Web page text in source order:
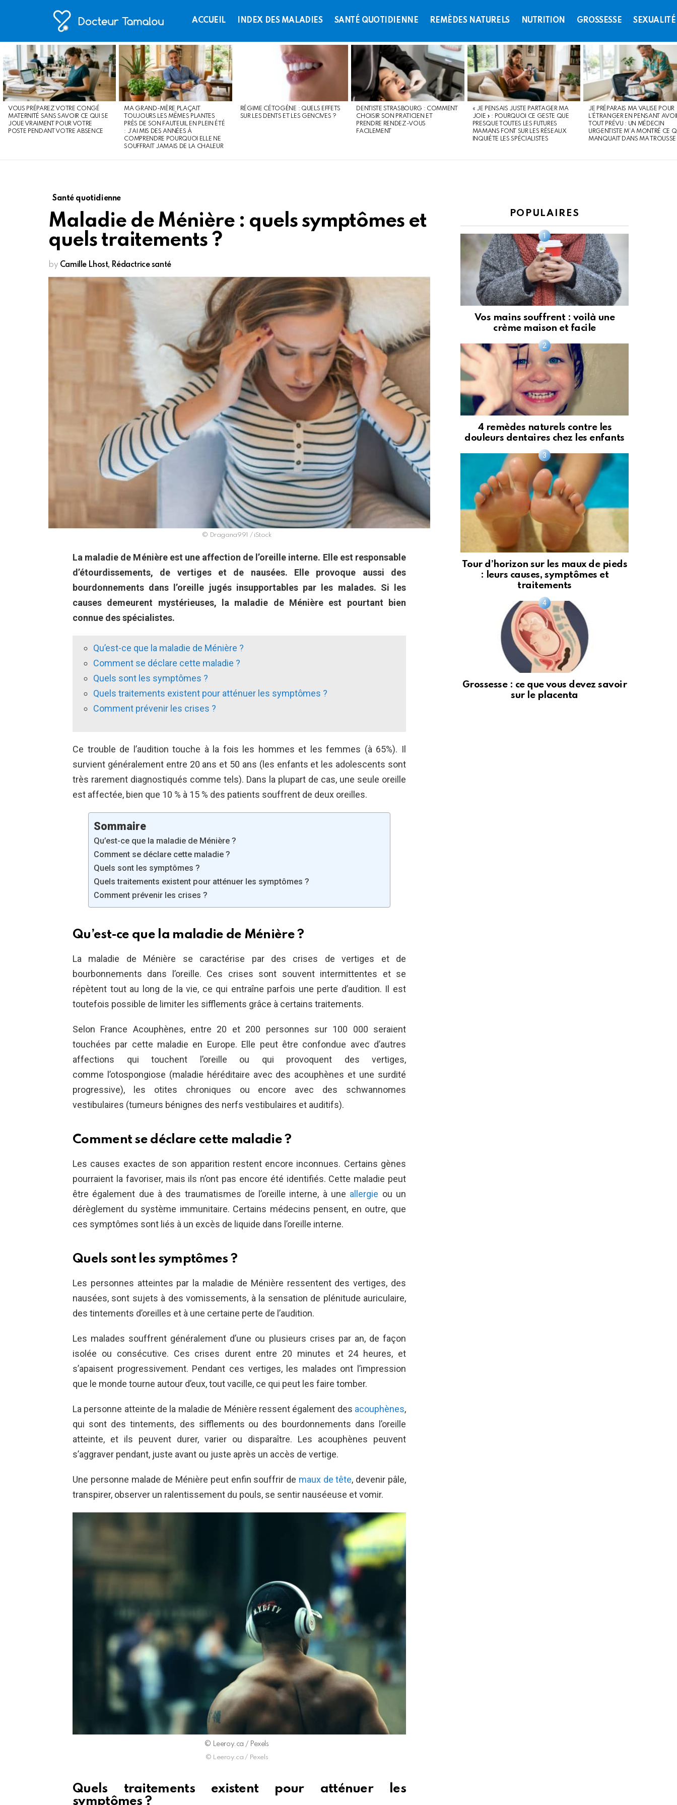
ACCUEIL INDEX DES MALADIES SANTÉ QUOTIDIENNE REMÈDES NATURELS NUTRITION GROSSESSE SEXUALITÉ
STORIES
VOUS PRÉPAREZ VOTRE CONGÉ
MATERNITÉ SANS SAVOIR CE QUI SE
JOUE VRAIMENT POUR VOTRE
POSTE PENDANT VOTRE ABSENCE
MA GRAND-MÈRE PLAÇAIT
TOUJOURS LES MÊMES PLANTES
PRÈS DE SON FAUTEUIL EN PLEIN ÉTÉ
: J’AI MIS DES ANNÉES À
COMPRENDRE POURQUOI ELLE NE
SOUFFRAIT JAMAIS DE LA CHALEUR
RÉGIME CÉTOGÈNE : QUELS EFFETS
SUR LES DENTS ET LES GENCIVES ?
DENTISTE STRASBOURG : COMMENT
CHOISIR SON PRATICIEN ET
PRENDRE RENDEZ-VOUS
FACILEMENT
« JE PENSAIS JUSTE PARTAGER MA
JOIE » : POURQUOI CE GESTE QUE
PRESQUE TOUTES LES FUTURES
MAMANS FONT SUR LES RÉSEAUX
INQUIÈTE LES SPÉCIALISTES
JE PRÉPARAIS MA VALISE POUR
L’ÉTRANGER EN PENSANT
TOUT PRÉVU : UN MÉDECIN
URGENTISTE M’A MONTRÉ CE
MANQUAIT DANS MA TROUSSE
Santé quotidienne
Maladie de Ménière : quels symptômes et
quels traitements ?
by Camille Lhost, Rédactrice santé
© Dragana991 / iStock
La maladie de Ménière est une affection de l’oreille interne. Elle est responsable
d’étourdissements, de vertiges et de nausées. Elle provoque aussi des
bourdonnements dans l’oreille jugés insupportables par les malades. Si les
causes demeurent mystérieuses, la maladie de Ménière est pourtant bien
connue des spécialistes.
Qu’est-ce que la maladie de Ménière ?
Comment se déclare cette maladie ?
Quels sont les symptômes ?
Quels traitements existent pour atténuer les symptômes ?
Comment prévenir les crises ?
Ce trouble de l’audition touche à la fois les hommes et les femmes (à 65%). Il
survient généralement entre 20 ans et 50 ans (les enfants et les adolescents sont
très rarement diagnostiqués comme tels). Dans la plupart de cas, une seule oreille
est affectée, bien que 10 % à 15 % des patients souffrent de deux oreilles.
Sommaire
Qu’est-ce que la maladie de Ménière ?
Comment se déclare cette maladie ?
Quels sont les symptômes ?
Quels traitements existent pour atténuer les symptômes ?
Comment prévenir les crises ?
Qu’est-ce que la maladie de Ménière ?
La maladie de Ménière se caractérise par des crises de vertiges et de
bourbonnements dans l’oreille. Ces crises sont souvent intermittentes et se
répètent tout au long de la vie, ce qui entraîne parfois une perte d’audition. Il est
toutefois possible de limiter les sifflements grâce à certains traitements.
Selon France Acouphènes, entre 20 et 200 personnes sur 100 000 seraient
touchées par cette maladie en Europe. Elle peut être confondue avec d’autres
affections qui touchent l’oreille ou qui provoquent des vertiges,
comme l’otospongiose (maladie héréditaire avec des acouphènes et une surdité
progressive), les otites chroniques ou encore avec des schwannomes
vestibulaires (tumeurs bénignes des nerfs vestibulaires et auditifs).
Comment se déclare cette maladie ?
Les causes exactes de son apparition restent encore inconnues. Certains gènes
pourraient la favoriser, mais ils n’ont pas encore été identifiés. Cette maladie peut
être également due à des traumatismes de l’oreille interne, à une allergie ou un
dérèglement du système immunitaire. Certains médecins pensent, en outre, que
ces symptômes sont liés à un excès de liquide dans l’oreille interne.
Quels sont les symptômes ?
Les personnes atteintes par la maladie de Ménière ressentent des vertiges, des
nausées, sont sujets à des vomissements, à la sensation de plénitude auriculaire,
des tintements d’oreilles et à une certaine perte de l’audition.
Les malades souffrent généralement d’une ou plusieurs crises par an, de façon
isolée ou consécutive. Ces crises durent entre 20 minutes et 24 heures, et
s’apaisent progressivement. Pendant ces vertiges, les malades ont l’impression
que le monde tourne autour d’eux, tout vacille, ce qui peut les faire tomber.
La personne atteinte de la maladie de Ménière ressent également des acouphènes,
qui sont des tintements, des sifflements ou des bourdonnements dans l’oreille
atteinte, et ils peuvent durer, varier ou disparaître. Les acouphènes peuvent
s’aggraver pendant, juste avant ou juste après un accès de vertige.
Une personne malade de Ménière peut enfin souffrir de maux de tête, devenir pâle,
transpirer, observer un ralentissement du pouls, se sentir nauséeuse et vomir.
© Leeroy.ca / Pexels
© Leeroy.ca / Pexels
Quels traitements existent pour atténuer les
symptômes ?
POPULAIRES
Vos mains souffrent : voilà une
crème maison et facile
4 remèdes naturels contre les
douleurs dentaires chez les enfants
Tour d’horizon sur les maux de pieds
: leurs causes, symptômes et
traitements
Grossesse : ce que vous devez savoir
sur le placenta